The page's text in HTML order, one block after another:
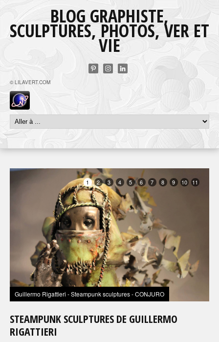
BLOG GRAPHISTE,
SCULPTURES, PHOTOS, VER ET
VIE
© LILAVERT.COM
Guillermo Rigattieri - Steampunk sculptures - CONJURO
1 2 3 4 5 6 7 8 9 10 11
STEAMPUNK SCULPTURES DE GUILLERMO
RIGATTIERI